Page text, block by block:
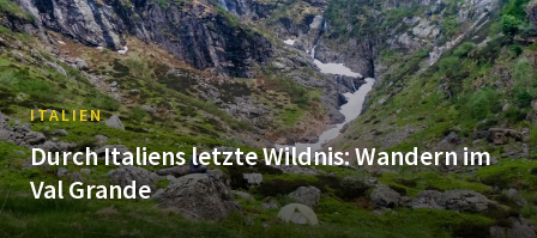
ITALIEN
Durch Italiens letzte Wildnis: Wandern im
Val Grande